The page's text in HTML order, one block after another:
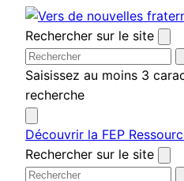
Aller
au
contenu
Rechercher sur le site
Saisissez au moins 3
recherche
Découvrir la FEP
Rechercher sur le site